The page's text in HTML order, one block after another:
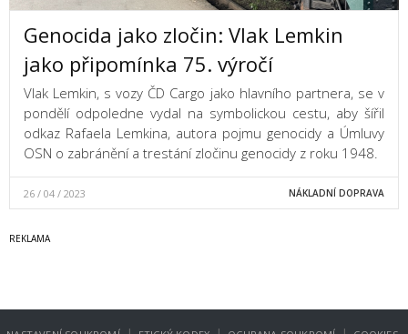
Genocida jako zločin: Vlak Lemkin
jako připomínka 75. výročí
Vlak Lemkin, s vozy ČD Cargo jako hlavního partnera, se v
pondělí odpoledne vydal na symbolickou cestu, aby šířil
odkaz Rafaela Lemkina, autora pojmu genocidy a Úmluvy
OSN o zabránění a trestání zločinu genocidy z roku 1948.
26 / 04 / 2023 NÁKLADNÍ DOPRAVA